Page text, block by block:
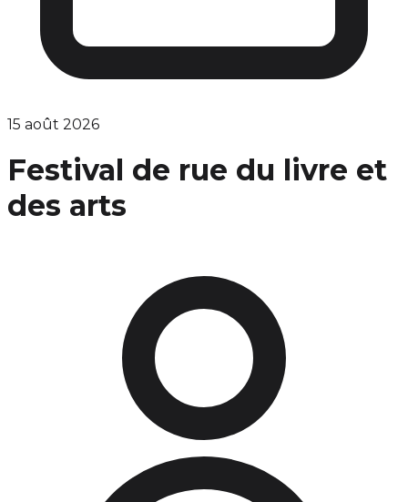
15 août 2026
Festival de rue du livre et
des arts